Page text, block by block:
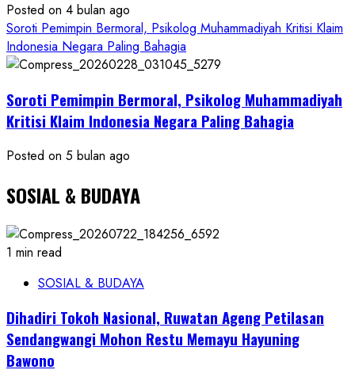
Posted on 4 bulan ago
Soroti Pemimpin Bermoral, Psikolog Muhammadiyah Kritisi Klaim
Indonesia Negara Paling Bahagia
Soroti Pemimpin Bermoral, Psikolog Muhammadiyah
Kritisi Klaim Indonesia Negara Paling Bahagia
Posted on 5 bulan ago
SOSIAL & BUDAYA
1 min read
SOSIAL & BUDAYA
Dihadiri Tokoh Nasional, Ruwatan Ageng Petilasan
Sendangwangi Mohon Restu Memayu Hayuning
Bawono